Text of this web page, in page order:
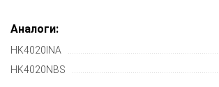
Аналоги:
HK4020INA
HK4020NBS